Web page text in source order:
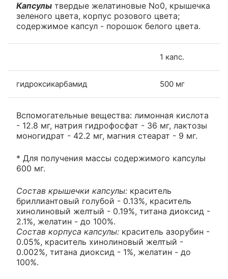
Капсулы твердые желатиновые No0, крышечка
зеленого цвета, корпус розового цвета;
содержимое капсул - порошок белого цвета.
1 капс.
гидроксикарбамид 500 мг
Вспомогательные вещества: лимонная кислота
- 12.8 мг, натрия гидрофосфат - 36 мг, лактозы
моногидрат - 42.2 мг, магния стеарат - 9 мг.
* Для получения массы содержимого капсулы
600 мг.
Состав крышечки капсулы: краситель
бриллиантовый голубой - 0.13%, краситель
хинолиновый желтый - 0.19%, титана диоксид -
2.1%, желатин - до 100%.
Состав корпуса капсулы: краситель азорубин -
0.05%, краситель хинолиновый желтый -
0.002%, титана диоксид - 1%, желатин - до
100%.